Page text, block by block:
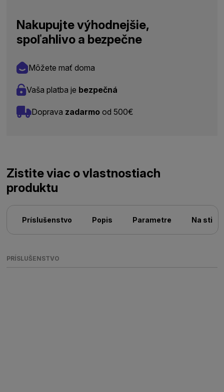
Nakupujte výhodnejšie,
spoľahlivo a bezpečne
Môžete mať doma
Vaša platba je bezpečná
Doprava zadarmo od 500€
Zistite viac o vlastnostiach
produktu
Príslušenstvo Popis Parametre Na
PRÍSLUŠENSTVO